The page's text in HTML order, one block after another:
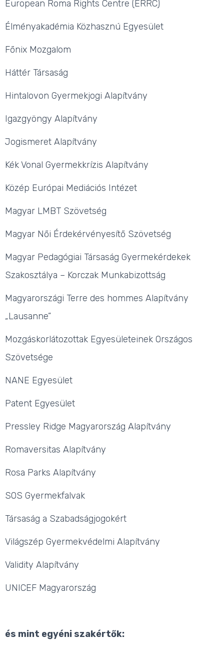
European Roma Rights Centre (ERRC)
Élményakadémia Közhasznú Egyesület
Főnix Mozgalom
Háttér Társaság
Hintalovon Gyermekjogi Alapítvány
Igazgyöngy Alapítvány
Jogismeret Alapítvány
Kék Vonal Gyermekkrízis Alapítvány
Közép Európai Mediációs Intézet
Magyar LMBT Szövetség
Magyar Női Érdekérvényesítő Szövetség
Magyar Pedagógiai Társaság Gyermekérdekek
Szakosztálya – Korczak Munkabizottság
Magyarországi Terre des hommes Alapítvány
„Lausanne”
Mozgáskorlátozottak Egyesületeinek Országos
Szövetsége
NANE Egyesület
Patent Egyesület
Pressley Ridge Magyarország Alapítvány
Romaversitas Alapítvány
Rosa Parks Alapítvány
SOS Gyermekfalvak
Társaság a Szabadságjogokért
Világszép Gyermekvédelmi Alapítvány
Validity Alapítvány
UNICEF Magyarország
és mint egyéni szakértők: